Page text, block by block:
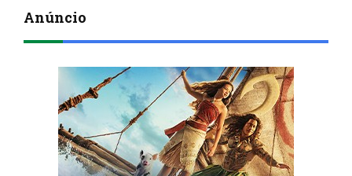
Anúncio